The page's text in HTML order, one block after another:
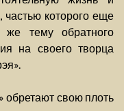
частью которого еще
же тему обратного
на своего творца
обретают свою плоть